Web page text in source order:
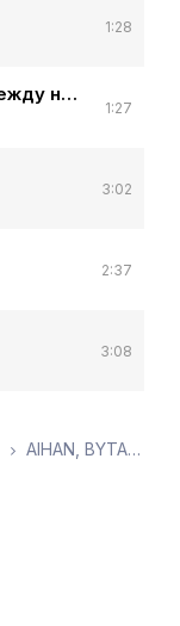
1:28
Подари прощу тебя надежду на любовь мне
1:27
3:02
2:37
3:08
AIHAN, BYTANAT - Подари